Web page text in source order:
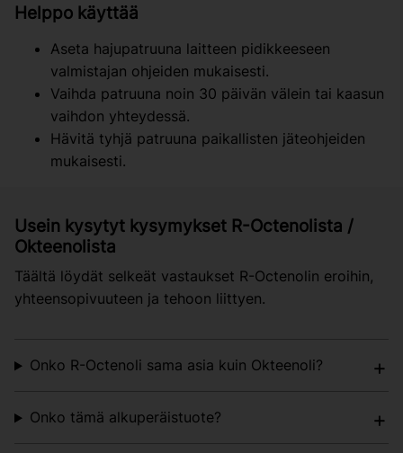
Helppo käyttää
Aseta hajupatruuna laitteen pidikkeeseen
valmistajan ohjeiden mukaisesti.
Vaihda patruuna noin 30 päivän välein tai kaasun
vaihdon yhteydessä.
Hävitä tyhjä patruuna paikallisten jäteohjeiden
mukaisesti.
Usein kysytyt kysymykset R-Octenolista /
Okteenolista
Täältä löydät selkeät vastaukset R-Octenolin eroihin,
yhteensopivuuteen ja tehoon liittyen.
Onko R-Octenoli sama asia kuin Okteenoli?
Onko tämä alkuperäistuote?